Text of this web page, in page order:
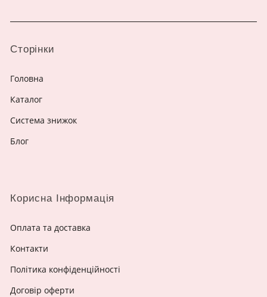
Сторінки
Головна
Каталог
Система знижок
Блог
Корисна Інформація
Оплата та доставка
Контакти
Політика конфіденційності
Договір оферти